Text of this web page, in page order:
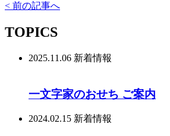
< 前の記事へ
TOPICS
2025.11.06 新着情報
一文字家のおせち ご案内
2024.02.15 新着情報